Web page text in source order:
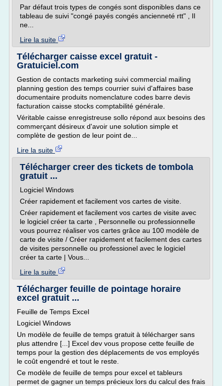
Par défaut trois types de congés sont disponibles dans ce
tableau de suivi "congé payés congés ancienneté rtt" , Il
ne...
Lire la suite
Télécharger caisse excel gratuit -
Gratuiciel.com
Gestion de contacts marketing suivi commercial mailing
planning gestion des temps courrier suivi d'affaires base
documentaire produits nomenclature codes barre devis
facturation caisse stocks comptabilité générale.
Véritable caisse enregistreuse sollo répond aux besoins des
commerçant désireux d'avoir une solution simple et
complète de gestion de leur point de...
Lire la suite
Télécharger creer des tickets de tombola
gratuit ...
Logiciel Windows
Créer rapidement et facilement vos cartes de visite.
Créer rapidement et facilement vos cartes de visite avec
le logiciel créer ta carte , Personnelle ou professionnelle
vous pourrez réaliser vos cartes grâce au 100 modèle de
carte de visite / Créer rapidement et facilement des cartes
de visites personnelle ou professionel avec le logiciel
créer ta carte | Vous...
Lire la suite
Télécharger feuille de pointage horaire
excel gratuit ...
Feuille de Temps Excel
Logiciel Windows
Un modèle de feuille de temps gratuit à télécharger sans
plus attendre [...] Excel dev vous propose cette feuille de
temps pour la gestion des déplacements de vos employés
le coût engendré et tout le reste.
Ce modèle de feuille de temps pour excel et tableurs
permet de gagner un temps précieux lors du calcul des frais